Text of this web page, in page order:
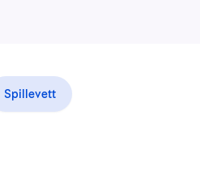
Spillevett